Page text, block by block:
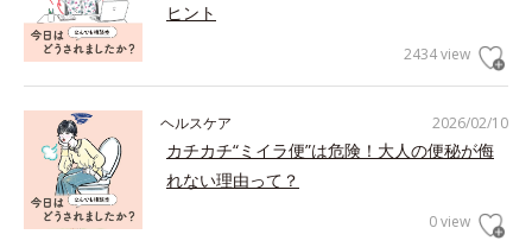
ヒント
2434 view
2026/02/10
ヘルスケア
カチカチ“ミイラ便”は危険！大人の便秘が侮
れない理由って？
0 view